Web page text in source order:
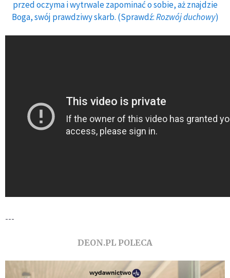
przed oczyma i wytrwale zapominać o sobie, aż znajdzie
Boga, swój prawdziwy skarb. (Sprawdź:Rozwój duchowy)
---
DEON.PL POLECA